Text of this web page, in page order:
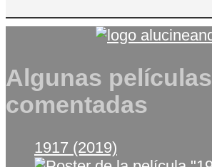
Algunas películas
comentadas
1917 (2019)